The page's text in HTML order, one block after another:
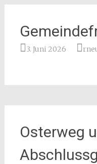
3. Juni 2026
Osterweg